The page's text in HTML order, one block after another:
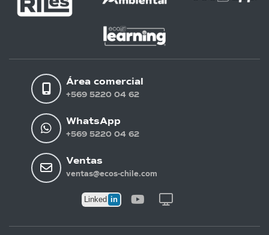
Área comercial
+569 5220 04 62
WhatsApp
+569 5220 04 62
Ventas
ventas@ecos-chile.com
Linked in